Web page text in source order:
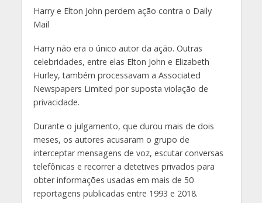
Harry e Elton John perdem ação contra o Daily
Mail
Harry não era o único autor da ação. Outras
celebridades, entre elas Elton John e Elizabeth
Hurley, também processavam a Associated
Newspapers Limited por suposta violação de
privacidade.
Durante o julgamento, que durou mais de dois
meses, os autores acusaram o grupo de
interceptar mensagens de voz, escutar conversas
telefônicas e recorrer a detetives privados para
obter informações usadas em mais de 50
reportagens publicadas entre 1993 e 2018.